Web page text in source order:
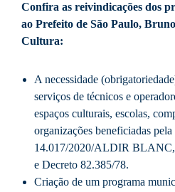
Confira as reivindicações dos
ao Prefeito de São Paulo,
Cultura:
A necessidade
serviços de técnicos e
espaços culturais, escolas,
organizações beneficiadas pela
14.017/2020/ALDIR BLANC,
e Decreto 82.385/78.
Criação de um programa